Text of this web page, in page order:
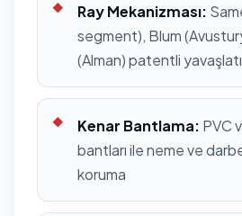
Ray Mekanizması:
segment), Blum
(Alman) patentli
Kenar Bantlama: PVC
bantları ile neme ve
koruma